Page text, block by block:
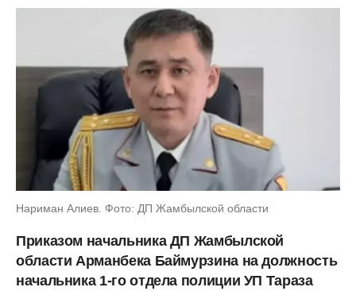
Нариман Алиев. Фото: ДП Жамбылской области
Приказом начальника ДП Жамбылской
области Арманбека Баймурзина на должность
начальника 1-го отдела полиции УП Тараза